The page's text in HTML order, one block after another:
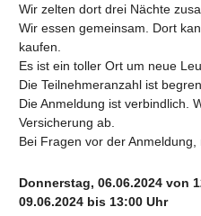
Wir zelten dort drei Nächte
Wir essen gemeinsam. Dort
kaufen.
Es ist ein toller Ort um neue
Die Teilnehmeranzahl ist
Die Anmeldung ist verbindlich.
Versicherung ab.
Bei Fragen vor der
Donnerstag, 06.06.2024 von
09.06.2024 bis 13:00 Uhr